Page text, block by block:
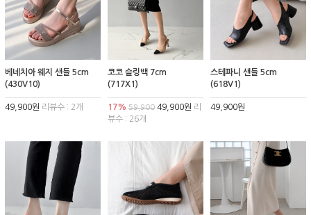
베네치아 웨지 샌들 5cm
(430V10)
49,900원 리뷰수 : 2개
코코 슬링백 7cm
(717X1)
17% 59,90049,900원 리
뷰수 : 26개
스테파니 샌들 5cm
(618V1)
49,900원